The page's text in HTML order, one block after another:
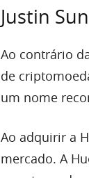
Justin Sun
Ao contrário
de
um nome
Ao adquirir a
mercado. A